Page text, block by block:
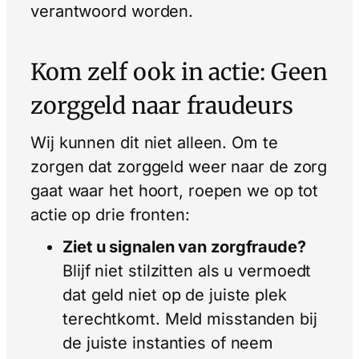
verantwoord worden.
Kom zelf ook in actie: Geen
zorggeld naar fraudeurs
Wij kunnen dit niet alleen. Om te
zorgen dat zorggeld weer naar de zorg
gaat waar het hoort, roepen we op tot
actie op drie fronten:
Ziet u signalen van zorgfraude?
Blijf niet stilzitten als u vermoedt
dat geld niet op de juiste plek
terechtkomt. Meld misstanden bij
de juiste instanties of neem